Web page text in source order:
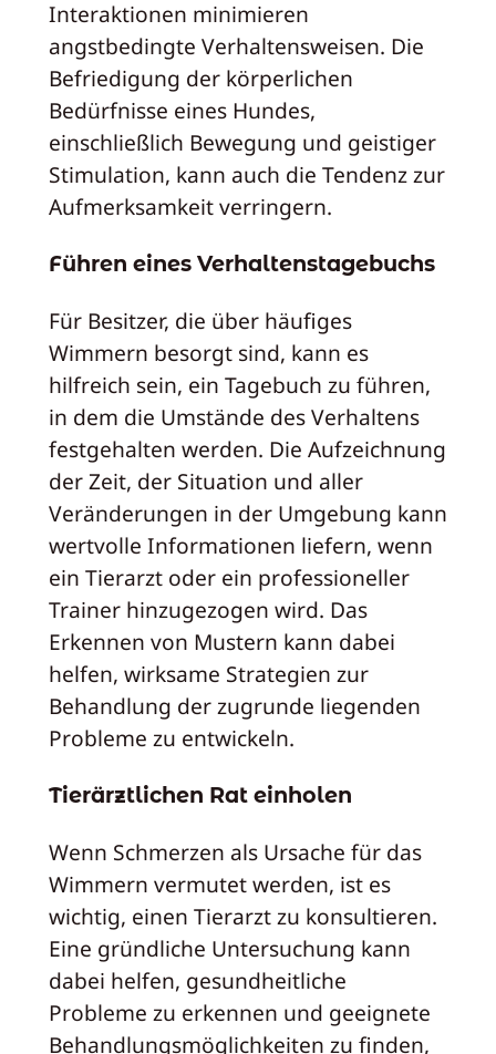
Interaktionen minimieren
angstbedingte Verhaltensweisen. Die
Befriedigung der körperlichen
Bedürfnisse eines Hundes,
einschließlich Bewegung und geistiger
Stimulation, kann auch die Tendenz zur
Aufmerksamkeit verringern.
Führen eines Verhaltenstagebuchs
Für Besitzer, die über häufiges
Wimmern besorgt sind, kann es
hilfreich sein, ein Tagebuch zu führen,
in dem die Umstände des Verhaltens
festgehalten werden. Die Aufzeichnung
der Zeit, der Situation und aller
Veränderungen in der Umgebung kann
wertvolle Informationen liefern, wenn
ein Tierarzt oder ein professioneller
Trainer hinzugezogen wird. Das
Erkennen von Mustern kann dabei
helfen, wirksame Strategien zur
Behandlung der zugrunde liegenden
Probleme zu entwickeln.
Tierärztlichen Rat einholen
Wenn Schmerzen als Ursache für das
Wimmern vermutet werden, ist es
wichtig, einen Tierarzt zu konsultieren.
Eine gründliche Untersuchung kann
dabei helfen, gesundheitliche
Probleme zu erkennen und geeignete
Behandlungsmöglichkeiten zu finden,